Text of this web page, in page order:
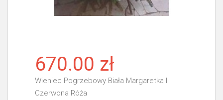
670.00 zł
Wieniec Pogrzebowy Biała Margaretka I
Czerwona Róża